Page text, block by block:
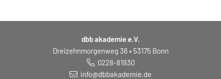
dbb akademie e.V.
Dreizehnmorgenweg 36 • 53175 Bonn
0228-81930
info@dbbakademie.de